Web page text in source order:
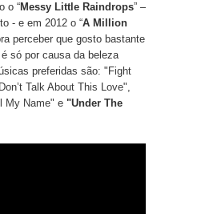
o “Messy Little Raindrops” –
- e em 2012 o “A Million
perceber que gosto bastante
só por causa da beleza
preferidas são: "Fight
Don’t Talk About This Love",
My Name" e "Under The